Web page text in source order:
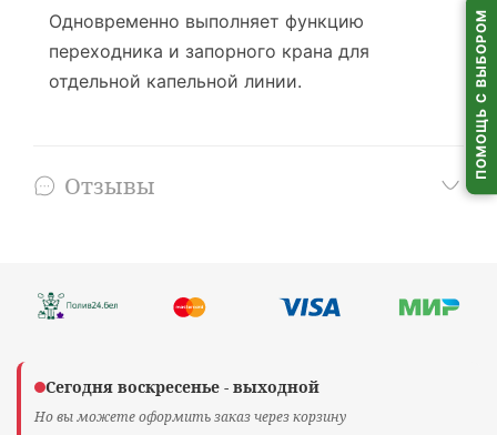
Ориентировочно: 11 или среда, 12 августа
Пункты выдачи (ПВЗ)
1–2 днярасчет...
Одновременно выполняет функцию
переходника и запорного крана для
отдельной капельной линии.
Отзывы
Сегодня воскресенье - выходной
Но вы можете оформить заказ через корзину
ПОМОЩЬ С ВЫБОРОМ